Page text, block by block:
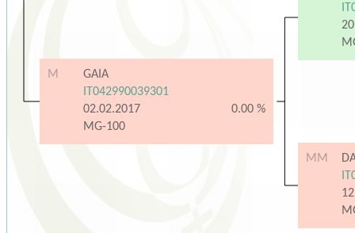
M
GAIA
IT042990039301
02.02.2017
0.00 %
MG-100
MM